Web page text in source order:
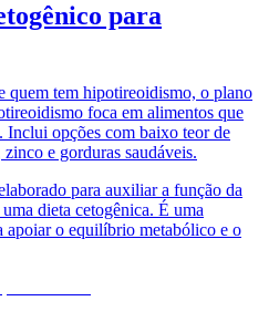
para
quem tem hipotireoidismo, o plano
foca em alimentos que
Inclui opções com baixo teor de
e gorduras saudáveis.
para auxiliar a função da
dieta cetogênica. É uma
apoiar o equilíbrio metabólico e o